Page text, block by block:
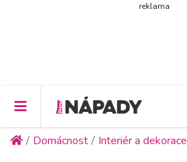
reklama
Domácnost Interiér a dekorace